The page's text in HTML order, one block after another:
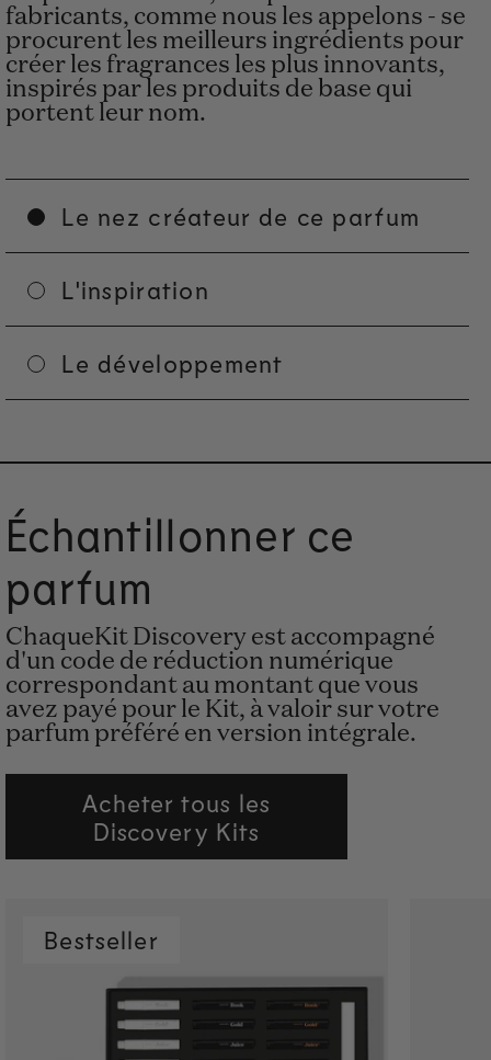
fabricants, comme nous les appelons - se
procurent les meilleurs ingrédients pour
créer les fragrances les plus innovants,
inspirés par les produits de base qui
portent leur nom.
Le nez créateur de ce parfum
L'inspiration
Le développement
Échantillonner ce
parfum
ChaqueKit Discovery est accompagné
d'un code de réduction numérique
correspondant au montant que vous
avez payé pour le Kit, à valoir sur votre
parfum préféré en version intégrale.
Acheter tous les
Discovery Kits
Bestseller